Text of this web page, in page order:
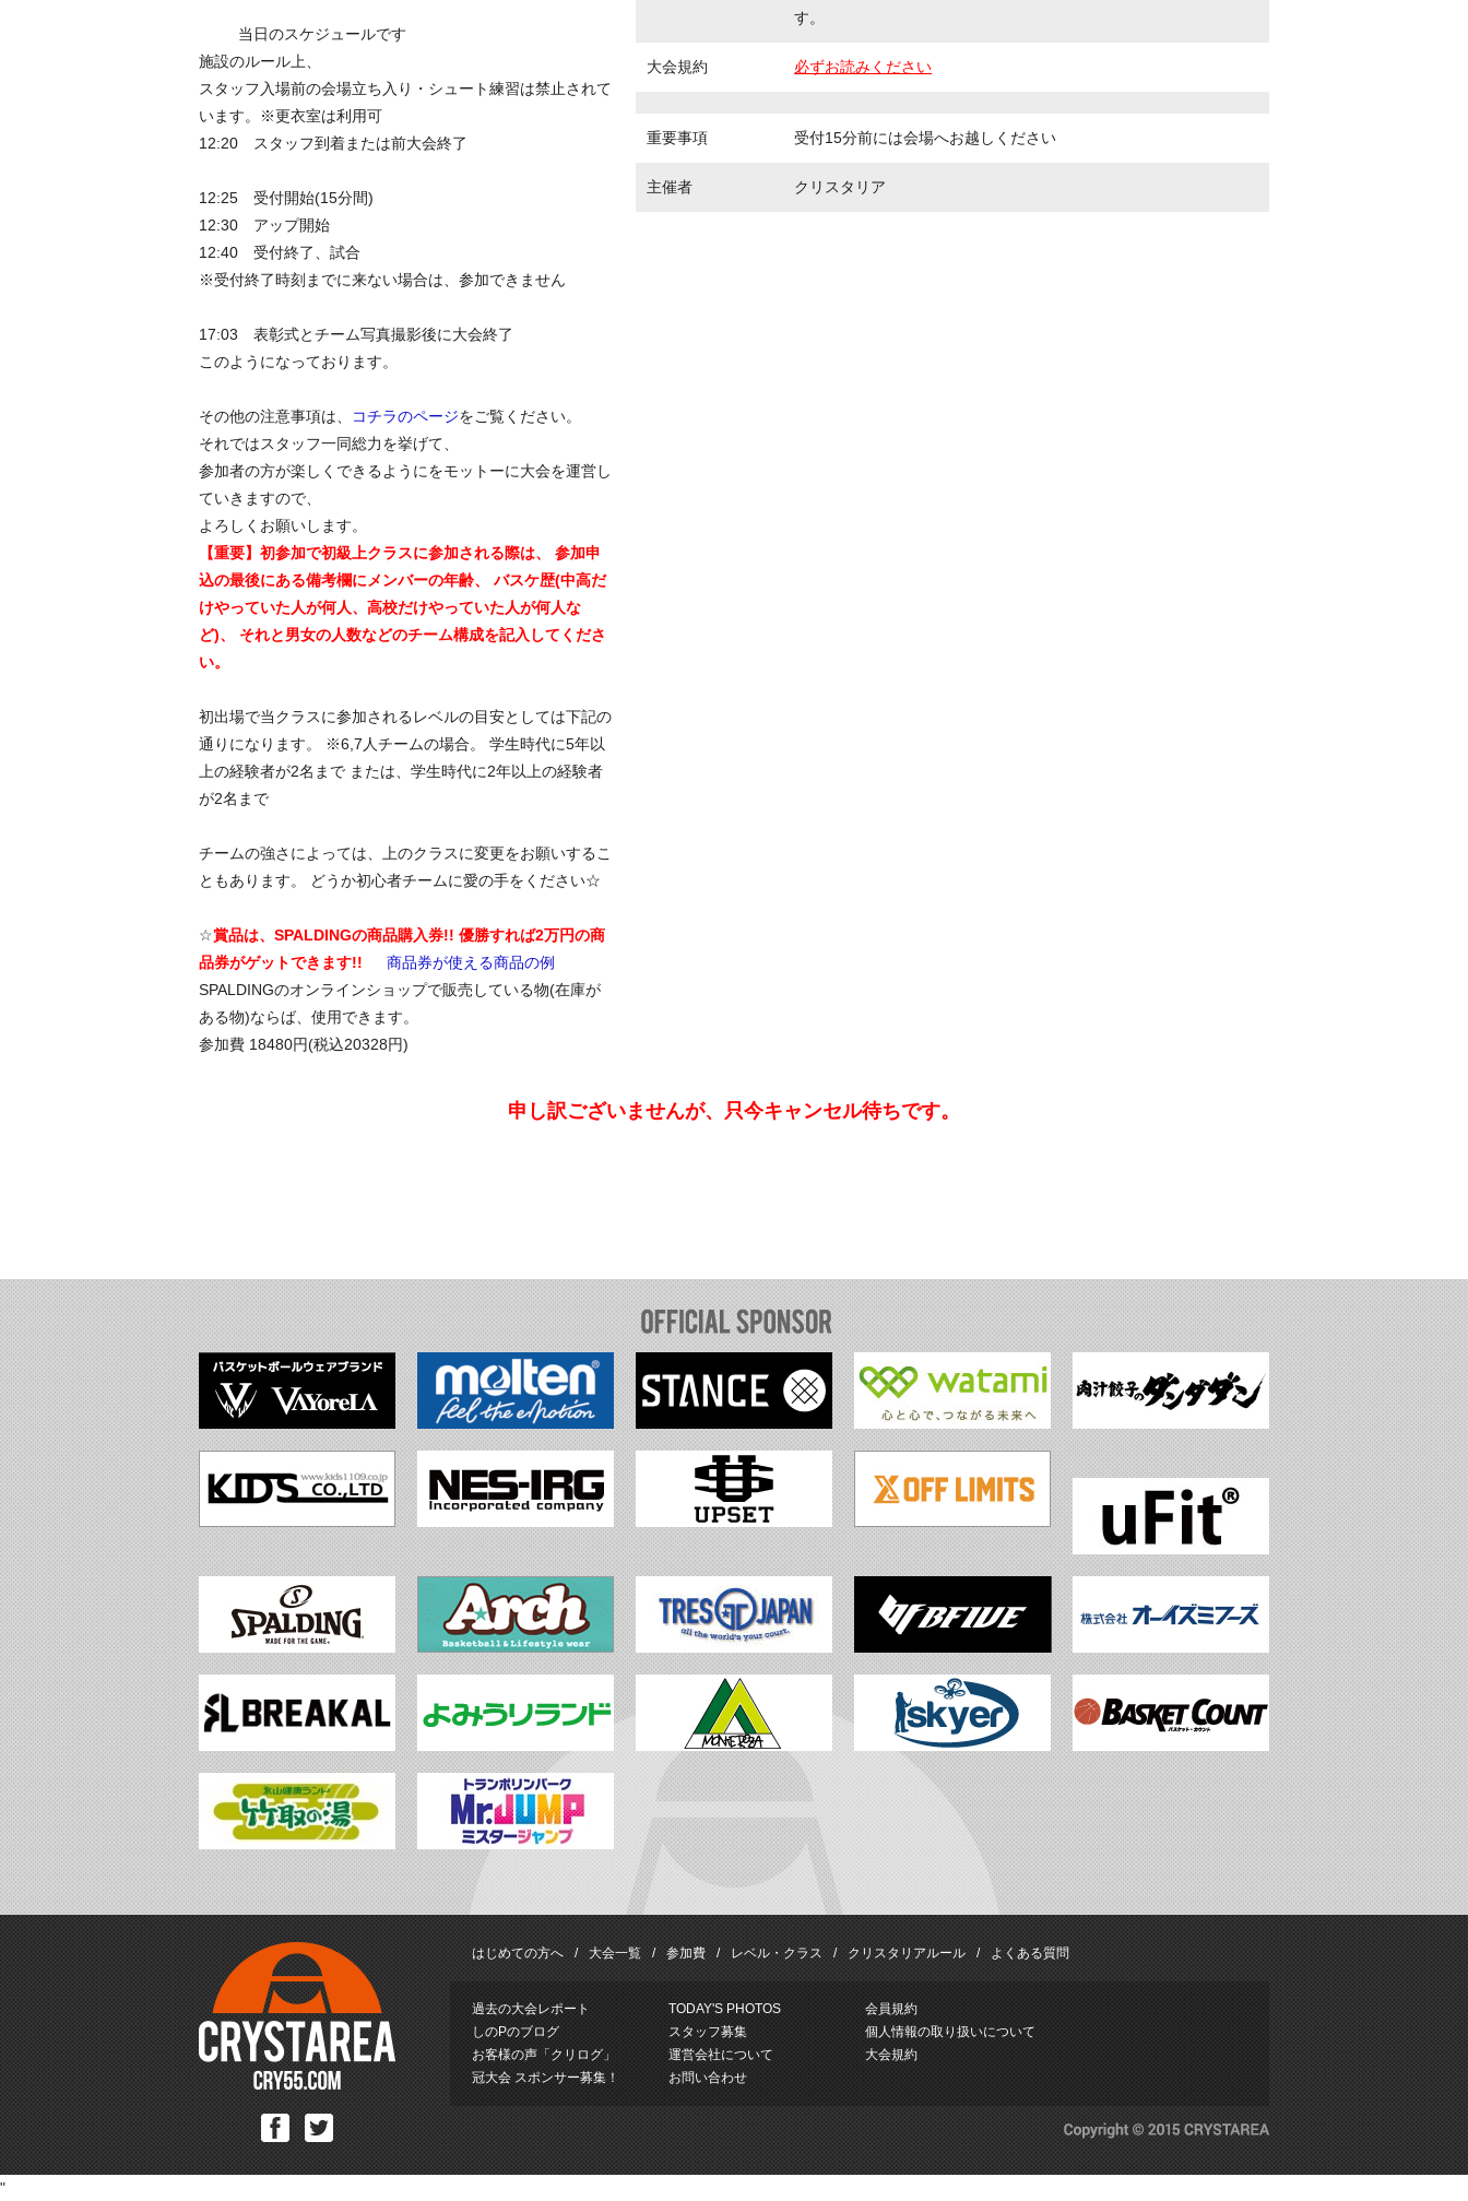
当日のスケジュールです
施設のルール上、
スタッフ入場前の会場立ち入り・シュート練習は禁止されて
います。※更衣室は利用可
12:20 スタッフ到着または前大会終了
12:25 受付開始(15分間)
12:30 アップ開始
12:40 受付終了、試合
※受付終了時刻までに来ない場合は、参加できません
17:03 表彰式とチーム写真撮影後に大会終了
このようになっております。
その他の注意事項は、 コチラのページをご覧ください。
それではスタッフ一同総力を挙げて、
参加者の方が楽しくできるようにをモットーに大会を運営し
ていきますので、
よろしくお願いします。
【重要】初参加で初級上クラスに参加される際は、 参加申
込の最後にある備考欄にメンバーの年齢、 バスケ歴(中高だ
けやっていた人が何人、高校だけやっていた人が何人な
ど)、 それと男女の人数などのチーム構成を記入してくださ
い。
初出場で当クラスに参加されるレベルの目安としては下記の
通りになります。 ※6,7人チームの場合。 学生時代に5年以
上の経験者が2名まで または、学生時代に2年以上の経験者
が2名まで
チームの強さによっては、上のクラスに変更をお願いするこ
ともあります。 どうか初心者チームに愛の手をください☆
☆賞品は、SPALDINGの商品購入券!! 優勝すれば2万円の商
品券がゲットできます!!
商品券が使える商品の例
SPALDINGのオンラインショップで販売している物(在庫が
ある物)ならば、使用できます。
参加費 18480円(税込20328円)
す。
大会規約 必ずお読みください
重要事項 受付15分前には会場へお越しください
主催者 クリスタリア
申し訳ございませんが、只今キャンセル待ちです。
FacebookTwitter
はじめての方へ 大会一覧 参加費 レベル・クラス クリスタリアルール よくある質問
過去の大会レポート
しのPのブログ
お客様の声「クリログ」
冠大会 スポンサー募集！
TODAY'S PHOTOS
スタッフ募集
運営会社について
お問い合わせ
会員規約
個人情報の取り扱いについて
大会規約
"